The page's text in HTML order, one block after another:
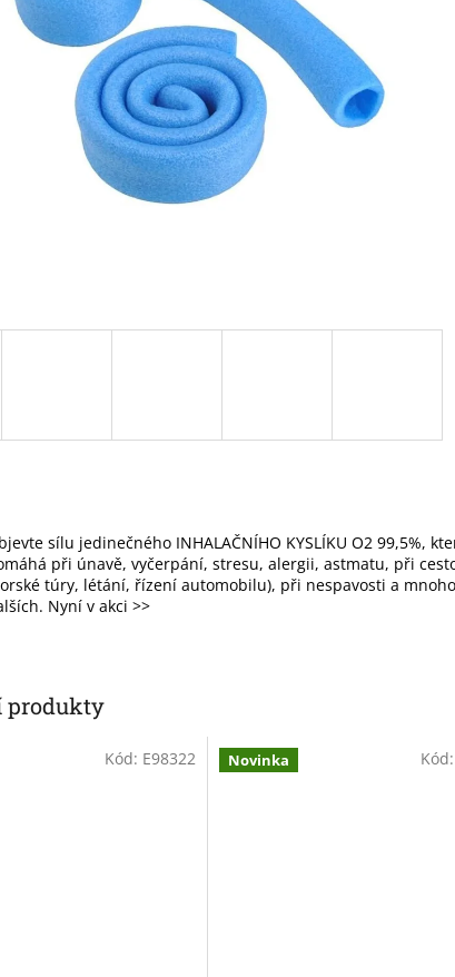
sílu jedinečného INHALAČNÍHO KYSLÍKU O2 99,5%,
při únavě, vyčerpání, stresu, alergii, astmatu, při
túry, létání, řízení automobilu), při nespavosti a mnoho
Nyní v akci >>
produkty
Kód: E98322 Novinka Kód: